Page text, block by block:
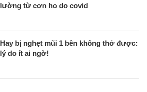
lường từ cơn ho do covid
Hay bị nghẹt mũi 1 bên không thở được:
lý do ít ai ngờ!